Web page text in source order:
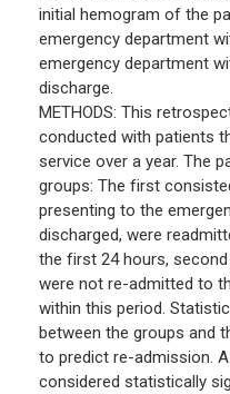
initial hemogram of the
emergency department
emergency department
discharge.
METHODS: This
conducted with patients
service over a year. The
groups: The first
presenting to the
discharged, were
the first 24 hours,
were not re-admitted to
within this period.
between the groups and
to predict re-admission.
considered statistically